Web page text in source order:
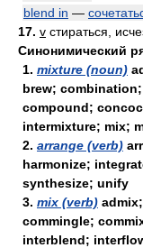
blend in —
17. v стираться,
Синонимический
1. mixture (noun)
brew;
compound;
intermixture; mix;
2. arrange (verb)
harmonize;
synthesize; unify
3. mix (verb)
commingle;
interblend;